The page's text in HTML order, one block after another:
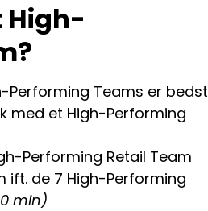
High-
Performing Teams er bedst
med et High-Performing
Performing Retail Team
ift. de 7 High-Performing
min)